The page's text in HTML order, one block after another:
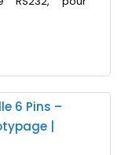
6 Pins –
|